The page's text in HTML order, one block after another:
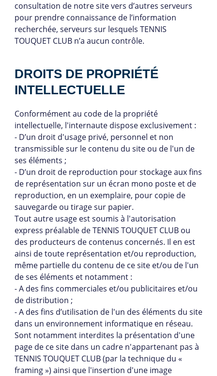
consultation de notre site vers d’autres serveurs
pour prendre connaissance de l’information
recherchée, serveurs sur lesquels TENNIS
TOUQUET CLUB n’a aucun contrôle.
DROITS DE PROPRIÉTÉ
INTELLECTUELLE
Conformément au code de la propriété
intellectuelle, l'internaute dispose exclusivement :
- D’un droit d'usage privé, personnel et non
transmissible sur le contenu du site ou de l'un de
ses éléments ;
- D’un droit de reproduction pour stockage aux fins
de représentation sur un écran mono poste et de
reproduction, en un exemplaire, pour copie de
sauvegarde ou tirage sur papier.
Tout autre usage est soumis à l'autorisation
express préalable de TENNIS TOUQUET CLUB ou
des producteurs de contenus concernés. Il en est
ainsi de toute représentation et/ou reproduction,
même partielle du contenu de ce site et/ou de l'un
de ses éléments et notamment :
- A des fins commerciales et/ou publicitaires et/ou
de distribution ;
- A des fins d’utilisation de l'un des éléments du site
dans un environnement informatique en réseau.
Sont notamment interdites la présentation d'une
page de ce site dans un cadre n'appartenant pas à
TENNIS TOUQUET CLUB (par la technique du «
framing ») ainsi que l'insertion d'une image